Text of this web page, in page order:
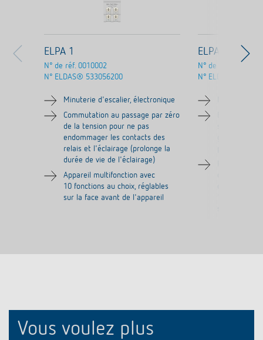
ELPA 1
N° de réf. 0010002
N° ELDAS® 533056200
Minuterie d'escalier, électronique
Commutation au passage par zéro
de la tension pour ne pas
endommager les contacts des
relais et l'éclairage (prolonge la
durée de vie de l'éclairage)
Appareil multifonction avec
10 fonctions au choix, réglables
sur la face avant de l'appareil
ELPA 3
N° de réf.
N° ELDAS®
Vous voulez plus